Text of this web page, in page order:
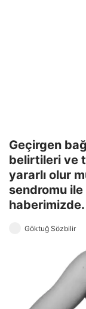
Geçirgen
belirtileri ve
yararlı olur
sendromu
haberimizde.
Göktuğ Sözbilir